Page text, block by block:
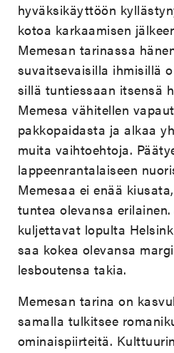
hyväksikäyttöön
kotoa karkaamisen
Memesan tarinassa
suvaitsevaisilla ihmisillä
sillä tuntiessaan itsensä
Memesa vähitellen
pakkopaidasta ja alkaa
muita vaihtoehtoja.
lappeenrantalaiseen
Memesaa ei enää
tuntea olevansa
kuljettavat lopulta
saa kokea olevansa
lesboutensa takia.
Memesan tarina on
samalla tulkitsee
ominaispiirteitä.